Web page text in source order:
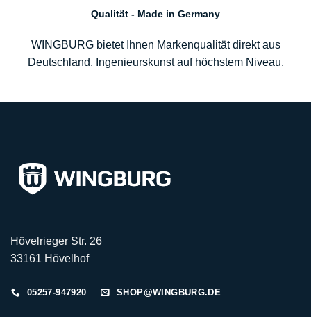
Qualität - Made in Germany
WINGBURG bietet Ihnen Markenqualität direkt aus
Deutschland. Ingenieurskunst auf höchstem Niveau.
Hövelrieger Str. 26
33161 Hövelhof
05257-947920 SHOP@WINGBURG.DE